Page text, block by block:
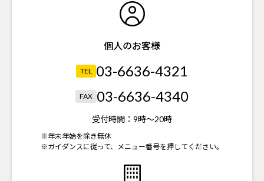
個人のお客様
TEL 03-6636-4321
FAX 03-6636-4340
受付時間： 9時～20時
※年末年始を除き無休
※ガイダンスに従って、メニュー番号を押してください。